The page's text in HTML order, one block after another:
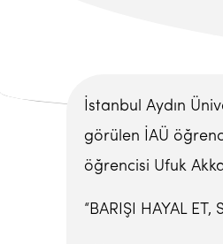
İstanbul Aydın
görülen İAÜ
öğrencisi Ufuk
“BARIŞI HAYAL ET,